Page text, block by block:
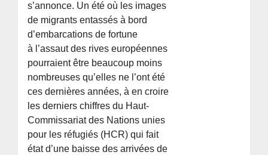
s’annonce. Un été où les images
de migrants entassés à bord
d’embarcations de fortune
à l’assaut des rives européennes
pourraient être beaucoup moins
nombreuses qu’elles ne l’ont été
ces dernières années, à en croire
les derniers chiffres du Haut-
Commissariat des Nations unies
pour les réfugiés (HCR) qui fait
état d’une baisse des arrivées de